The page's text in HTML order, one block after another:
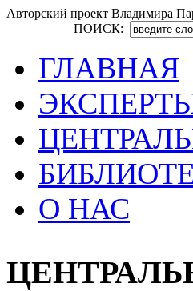
Авторский проект Владимира
ПОИСК:
ГЛАВНАЯ
О НАС